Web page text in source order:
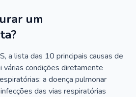
um
a lista das 10 principais causas de
várias condições diretamente
a doença pulmonar
das vias respiratórias